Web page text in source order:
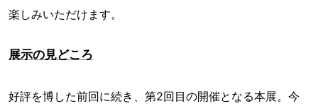
楽しみいただけます。
展示の見どころ
好評を博した前回に続き、第2回目の開催となる本展。今